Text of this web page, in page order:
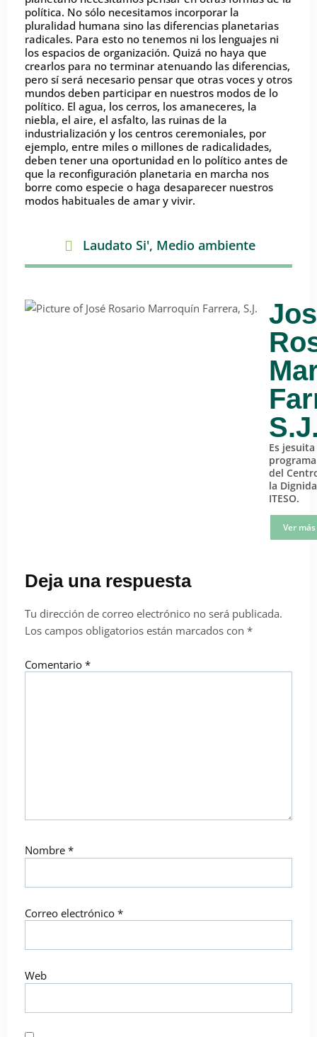
política. No sólo necesitamos incorporar la
pluralidad humana sino las diferencias planetarias
radicales. Para esto no tenemos ni los lenguajes ni
los espacios de organización. Quizá no haya que
crearlos para no terminar atenuando las diferencias,
pero sí será necesario pensar que otras voces y otros
mundos deben participar en nuestros modos de lo
político. El agua, los cerros, los amaneceres, la
niebla, el aire, el asfalto, las ruinas de la
industrialización y los centros ceremoniales, por
ejemplo, entre miles o millones de radicalidades,
deben tener una oportunidad en lo político antes de
que la reconfiguración planetaria en marcha nos
borre como especie o haga desaparecer nuestros
modos habituales de amar y vivir.
Laudato Si', Medio ambiente
Es
del
la
ITESO.
Ver
Deja una respuesta
Tu dirección de correo electrónico no será publicada.
Los campos obligatorios están marcados con *
Comentario *
Nombre *
Correo electrónico *
Web